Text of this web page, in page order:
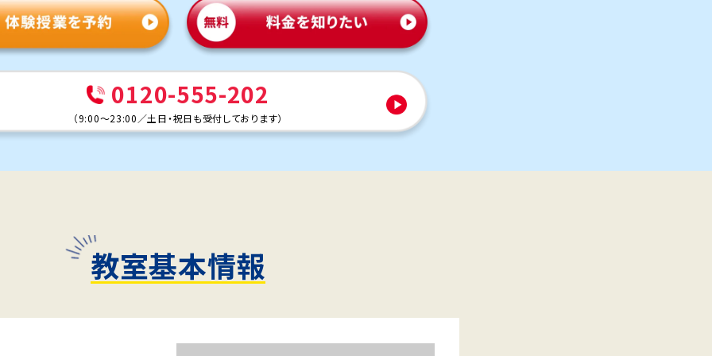
0120-555-202
（9:00～23:00 ／土日・祝日も受付しております）
教室基本情報